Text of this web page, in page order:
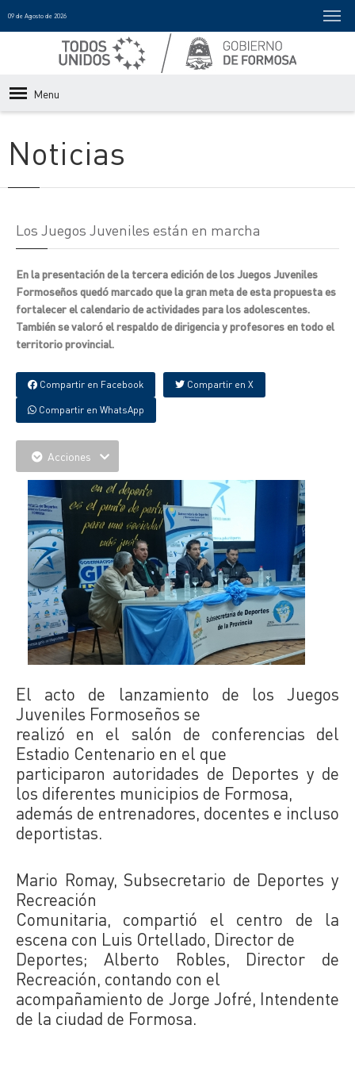
09 de Agosto de 2026
Menu
Noticias
Los Juegos Juveniles están en marcha
En la presentación de la tercera edición de los Juegos Juveniles
Formoseños quedó marcado que la gran meta de esta propuesta es
fortalecer el calendario de actividades para los adolescentes.
También se valoró el respaldo de dirigencia y profesores en todo el
territorio provincial.
Compartir en Facebook Compartir en X
Compartir en WhatsApp
Acciones
El acto de lanzamiento de los Juegos
Juveniles Formoseños se
realizó en el salón de conferencias del
Estadio Centenario en el que
participaron autoridades de Deportes y de
los diferentes municipios de Formosa,
además de entrenadores, docentes e incluso
deportistas.
Mario Romay, Subsecretario de Deportes y
Recreación
Comunitaria, compartió el centro de la
escena con Luis Ortellado, Director de
Deportes; Alberto Robles, Director de
Recreación, contando con el
acompañamiento de Jorge Jofré, Intendente
de la ciudad de Formosa.